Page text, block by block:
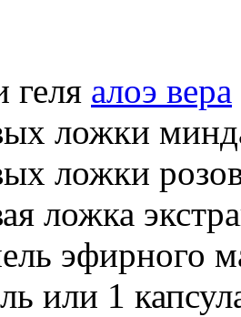
алоэ вера
ложки
ложки
ложка
эфирного
или 1